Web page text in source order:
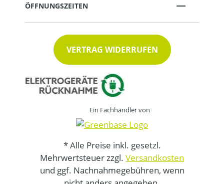
ÖFFNUNGSZEITEN
VERTRAG WIDERRUFEN
Ein Fachhändler von
* Alle Preise inkl. gesetzl.
Mehrwertsteuer zzgl. Versandkosten
und ggf. Nachnahmegebühren, wenn